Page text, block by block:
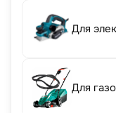
Для
Для